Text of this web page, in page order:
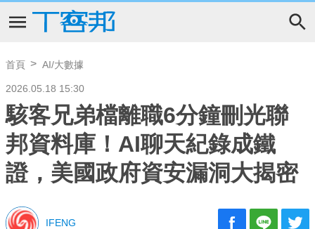
首頁 AI/大數據
2026.05.18 15:30
駭客兄弟檔離職6分鐘刪光聯
邦資料庫！AI聊天紀錄成鐵
證，美國政府資安漏洞大揭密
IFENG